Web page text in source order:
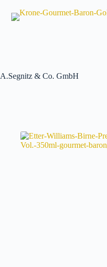
Inhalt
springen
A.Segnitz & Co. GmbH